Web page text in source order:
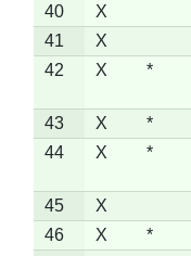
40 X
41
X
42
X *
43 X *
44
X *
45 X
46
X *